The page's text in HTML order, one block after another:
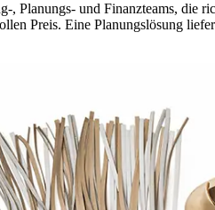
, Planungs- und Finanzteams, die
Preis. Eine Planungslösung